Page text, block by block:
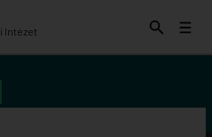
Intézet
Keresés
Menü